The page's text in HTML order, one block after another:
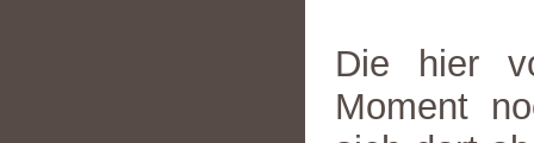
Die hier
Moment